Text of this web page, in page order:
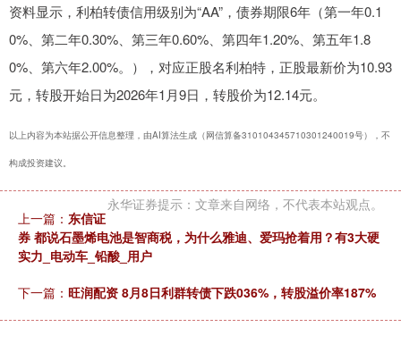
资料显示，利柏转债信用级别为“AA”，债券期限6年（第一年0.1
0%、第二年0.30%、第三年0.60%、第四年1.20%、第五年1.8
0%、第六年2.00%。），对应正股名利柏特，正股最新价为10.93
元，转股开始日为2026年1月9日，转股价为12.14元。
以上内容为本站据公开信息整理，由AI算法生成（网信算备310104345710301240019号），不
构成投资建议。
永华证券提示：文章来自网络，不代表本站观点。
上一篇： 东信证
券 都说石墨烯电池是智商税，为什么雅迪、爱玛抢着用？有3大硬
实力_电动车_铅酸_用户
下一篇： 旺润配资 8月8日利群转债下跌036%，转股溢价率187%